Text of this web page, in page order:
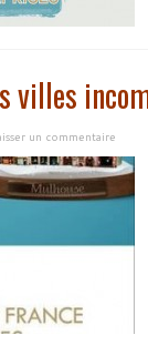
villes
un commentaire